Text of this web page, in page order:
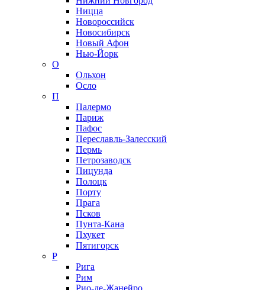
Ницца
Новороссийск
Новосибирск
Новый Афон
Нью-Йорк
О
Ольхон
Осло
П
Палермо
Париж
Пафос
Переславль-Залесский
Пермь
Петрозаводск
Пицунда
Полоцк
Порту
Прага
Псков
Пунта-Кана
Пхукет
Пятигорск
Р
Рига
Рим
Рио-де-Жанейро